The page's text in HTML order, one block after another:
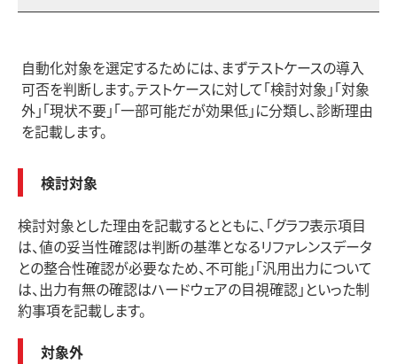
自動化対象を選定するためには、まずテストケースの導入
可否を判断します。テストケースに対して「検討対象」「対象
外」「現状不要」「一部可能だが効果低」に分類し、診断理由
を記載します。
検討対象
検討対象とした理由を記載するとともに、「グラフ表示項目
は、値の妥当性確認は判断の基準となるリファレンスデータ
との整合性確認が必要なため、不可能」「汎用出力について
は、出力有無の確認はハードウェアの目視確認」といった制
約事項を記載します。
対象外